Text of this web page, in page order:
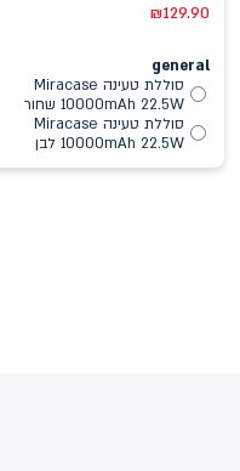
22.5W
₪129.90
general
סוללת טעינה Miracase
10000mAh 22.5W שחור
סוללת טעינה Miracase
10000mAh 22.5W לבן